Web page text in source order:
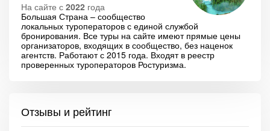
На сайте с 2022 года
Большая Страна – сообщество
локальных туроператоров с единой службой
бронирования. Все туры на сайте имеют прямые цены
организаторов, входящих в сообщество, без наценок
агентств. Работают с 2015 года. Входят в реестр
проверенных туроператоров Ростуризма.
Отзывы и рейтинг